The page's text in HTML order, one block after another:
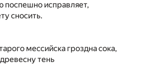
поспешно исправляет,
сносить.
мессийска гроздна сока,
тень